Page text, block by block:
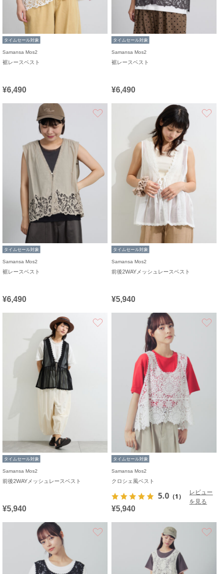
タイムセール対象
Samansa Mos2
裾レースベスト
¥6,490
タイムセール対象
Samansa Mos2
裾レースベスト
¥6,490
タイムセール対象
Samansa Mos2
裾レースベスト
¥6,490
タイムセール対象
Samansa Mos2
前後2WAYメッシュレースベスト
¥5,940
タイムセール対象
Samansa Mos2
前後2WAYメッシュレースベスト
¥5,940
タイムセール対象
Samansa Mos2
クロシェ風ベスト
5.0 （1）
レビュー
を見る
¥5,940